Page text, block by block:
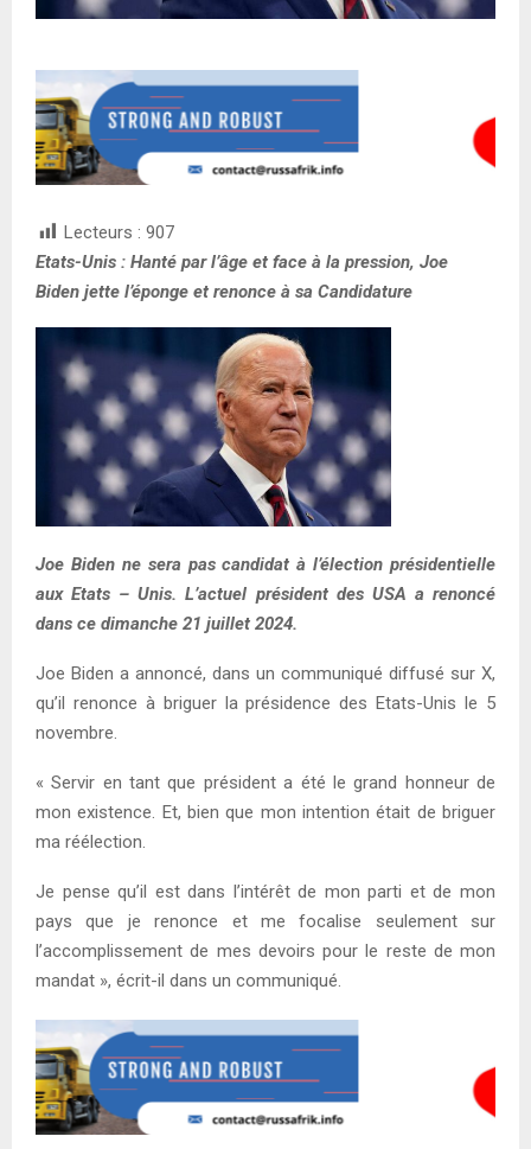
Lecteurs : 907
Etats-Unis : Hanté par l’âge et face à la pression, Joe
Biden jette l’éponge et renonce à sa Candidature
Joe Biden ne sera pas candidat à l’élection présidentielle
aux Etats – Unis. L’actuel président des USA a renoncé
dans ce dimanche 21 juillet 2024.
Joe Biden a annoncé, dans un communiqué diffusé sur X,
qu’il renonce à briguer la présidence des Etats-Unis le 5
novembre.
« Servir en tant que président a été le grand honneur de
mon existence. Et, bien que mon intention était de briguer
ma réélection.
Je pense qu’il est dans l’intérêt de mon parti et de mon
pays que je renonce et me focalise seulement sur
l’accomplissement de mes devoirs pour le reste de mon
mandat », écrit-il dans un communiqué.